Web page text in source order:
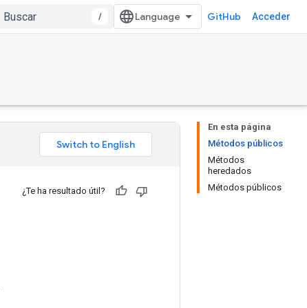
/ GitHub Acceder
En esta página
Métodos públicos
Métodos
heredados
Métodos públicos
¿Te ha resultado útil?